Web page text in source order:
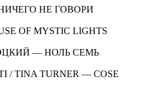
НЕ ГОВОРИ
OF MYSTIC LIGHTS
— НОЛЬ СЕМЬ
/ TINA TURNER — COSE